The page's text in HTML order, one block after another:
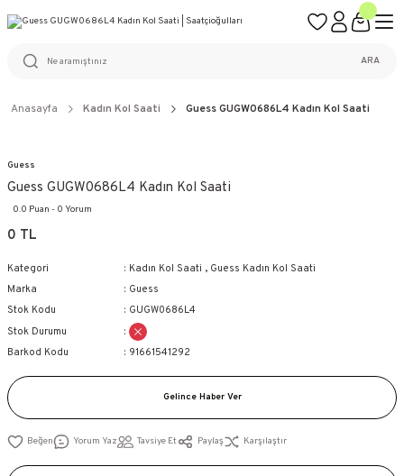
%100 ORİJİNAL ÜRÜN GARANTİSİ
ARA
Anasayfa Kadın Kol Saati Guess GUGW0686L4 Kadın Kol Saati
Guess
Guess GUGW0686L4 Kadın Kol Saati
0.0 Puan - 0 Yorum
0 TL
Kategori Kadın Kol Saati , Guess Kadın Kol Saati
Marka
Guess
Stok Kodu
GUGW0686L4
Stok Durumu
Barkod Kodu
91661541292
Gelince Haber Ver
Yorum Yaz Tavsiye Et Paylaş Karşılaştır